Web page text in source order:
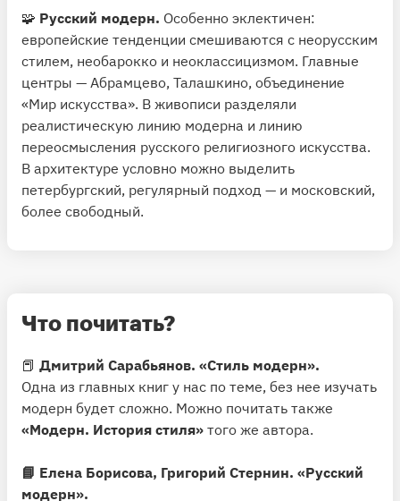
🧩 Русский модерн. Особенно эклектичен:
европейские тенденции смешиваются с неорусским
стилем, необарокко и неоклассицизмом. Главные
центры — Абрамцево, Талашкино, объединение
«Мир искусства». В живописи разделяли
реалистическую линию модерна и линию
переосмысления русского религиозного искусства.
В архитектуре условно можно выделить
петербургский, регулярный подход — и московский,
более свободный.
Что почитать?
📕 Дмитрий Сарабьянов. «Стиль модерн».
Одна из главных книг у нас по теме, без нее изучать
модерн будет сложно. Можно почитать также
«Модерн. История стиля» того же автора.
📘 Елена Борисова, Григорий Стернин. «Русский
модерн».